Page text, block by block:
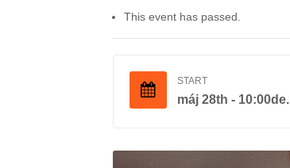
This event has passed.
START
máj 28th - 10:00de.